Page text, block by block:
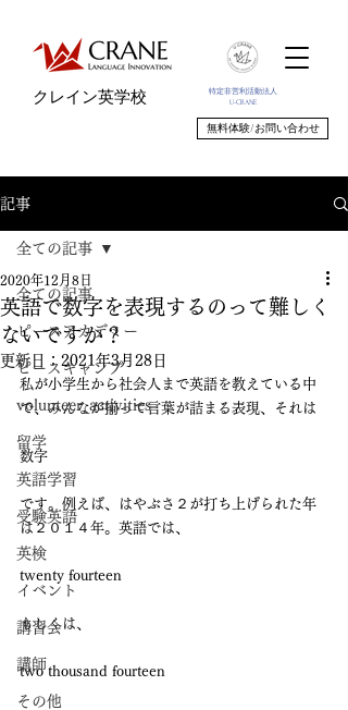
特定非営利活動法人
U-CRANE
クレイン英学校
無料体験/お問い合わせ
記事
全ての記事
ピースアカデミー
ピースキャンプ
volunteer_activities
留学
英語学習
受験英語
英検
イベント
講習会
講師
その他
全ての記事
英語で数字を表現するのって難しく
ないですか？
2020年12月8日
更新日： 2021年3月28日
私が小学生から社会人まで英語を教えている中
で、みんなが揃って言葉が詰まる表現、それは
数字
です。例えば、はやぶさ２が打ち上げられた年
は２０１４年。英語では、
twenty fourteen
もしくは、
two thousand fourteen